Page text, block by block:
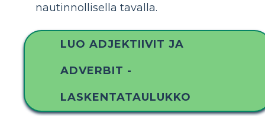
nautinnollisella tavalla.
LUO ADJEKTIIVIT JA
ADVERBIT -
LASKENTATAULUKKO